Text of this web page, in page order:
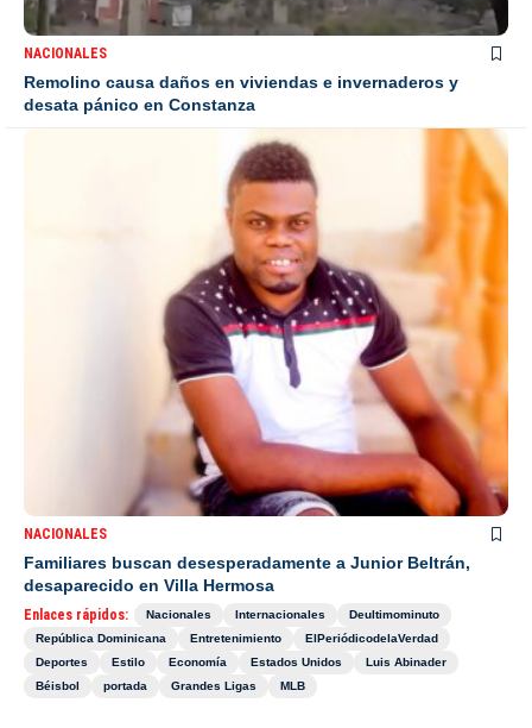
NACIONALES
Remolino causa daños en viviendas e invernaderos y
desata pánico en Constanza
NACIONALES
Familiares buscan desesperadamente a Junior Beltrán,
desaparecido en Villa Hermosa
Enlaces rápidos: Nacionales Internacionales
Deultimominuto
República Dominicana
Entretenimiento
ElPeriódicodelaVerdad
Deportes
Estilo Economía Estados Unidos
Luis Abinader
Béisbol
portada Grandes Ligas MLB